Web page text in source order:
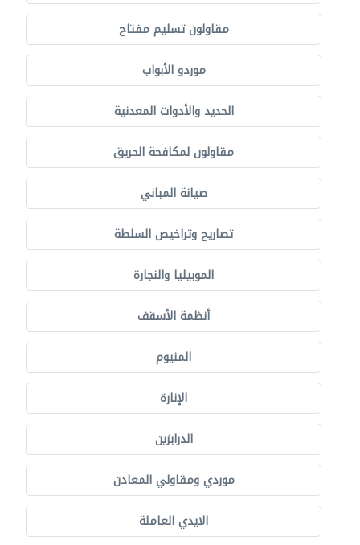
مقاولون تسليم مفتاح
موردو الأبواب
الحديد والأدوات المعدنية
مقاولون لمكافحة الحريق
صيانة المباني
تصاريح وتراخيص السلطة
الموبيليا والنجارة
أنظمة الأسقف
المنيوم
الإنارة
الدرابزين
موردي ومقاولي المعادن
الايدي العاملة